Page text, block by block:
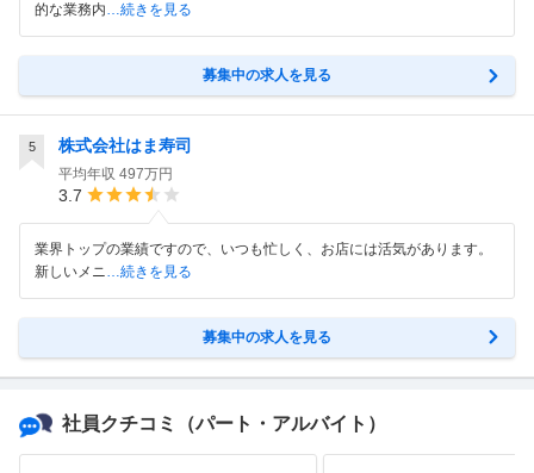
的な業務内…続きを見る
募集中の求人を見る
5 株式会社はま寿司
平均年収 497万円
3.7
業界トップの業績ですので、いつも忙しく、お店には活気があります。
新しいメニ
…続きを見る
募集中の求人を見る
社員クチコミ （パート・アルバイト）